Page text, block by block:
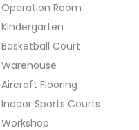
Operation Room
Kindergarten
Basketball Court
Warehouse
Aircraft Flooring
Indoor Sports Courts
Workshop